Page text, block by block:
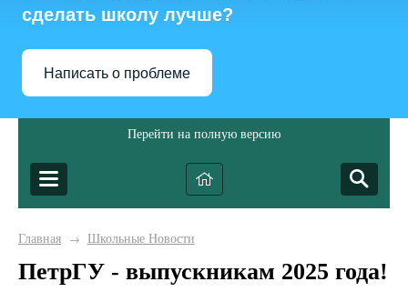
сделать школу лучше?
Написать о проблеме
Перейти на полную версию
Главная → Школьные Новости
ПетрГУ - выпускникам 2025 года!